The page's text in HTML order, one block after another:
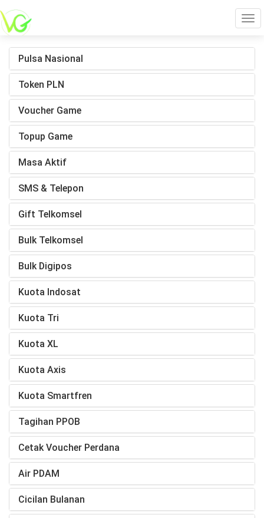
Pulsa Nasional
Token PLN
Voucher Game
Topup Game
Masa Aktif
SMS & Telepon
Gift Telkomsel
Bulk Telkomsel
Bulk Digipos
Kuota Indosat
Kuota Tri
Kuota XL
Kuota Axis
Kuota Smartfren
Tagihan PPOB
Cetak Voucher Perdana
Air PDAM
Cicilan Bulanan